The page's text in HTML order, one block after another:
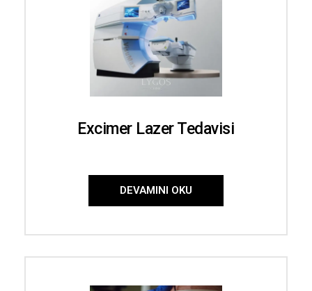
Excimer Lazer Tedavisi
DEVAMINI OKU